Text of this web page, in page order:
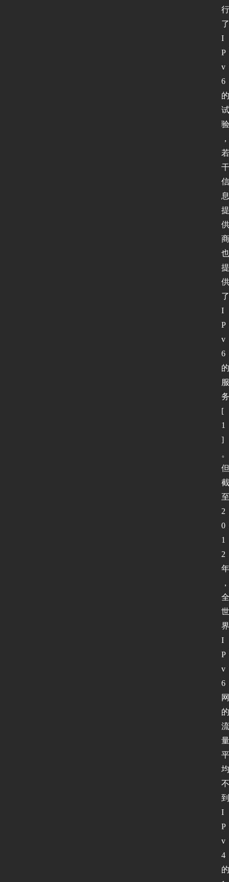
行
了
I
P
v
6
的
试
验
，
若
干
信
息
提
供
商
也
提
供
了
I
P
v
6
的
服
务
[
1
]
。
但
截
至
2
0
1
2
年
，
全
世
界
I
P
v
6
网
的
流
量
平
均
不
到
I
P
v
4
的